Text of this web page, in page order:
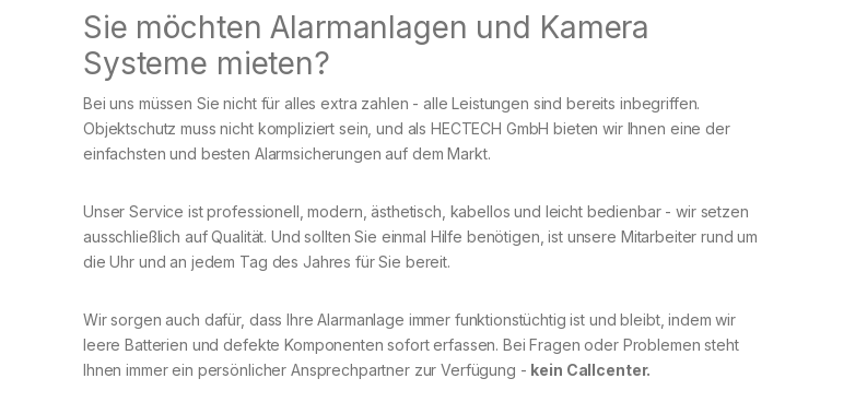
Sie möchten Alarmanlagen und Kamera
Systeme mieten?
Bei uns müssen Sie nicht für alles extra zahlen - alle Leistungen sind bereits inbegriffen.
Objektschutz muss nicht kompliziert sein, und als HECTECH GmbH bieten wir Ihnen eine der
einfachsten und besten Alarmsicherungen auf dem Markt.
Unser Service ist professionell, modern, ästhetisch, kabellos und leicht bedienbar - wir setzen
ausschließlich auf Qualität. Und sollten Sie einmal Hilfe benötigen, ist unsere Mitarbeiter rund um
die Uhr und an jedem Tag des Jahres für Sie bereit.
Wir sorgen auch dafür, dass Ihre Alarmanlage immer funktionstüchtig ist und bleibt, indem wir
leere Batterien und defekte Komponenten sofort erfassen. Bei Fragen oder Problemen steht
Ihnen immer ein persönlicher Ansprechpartner zur Verfügung - kein Callcenter.